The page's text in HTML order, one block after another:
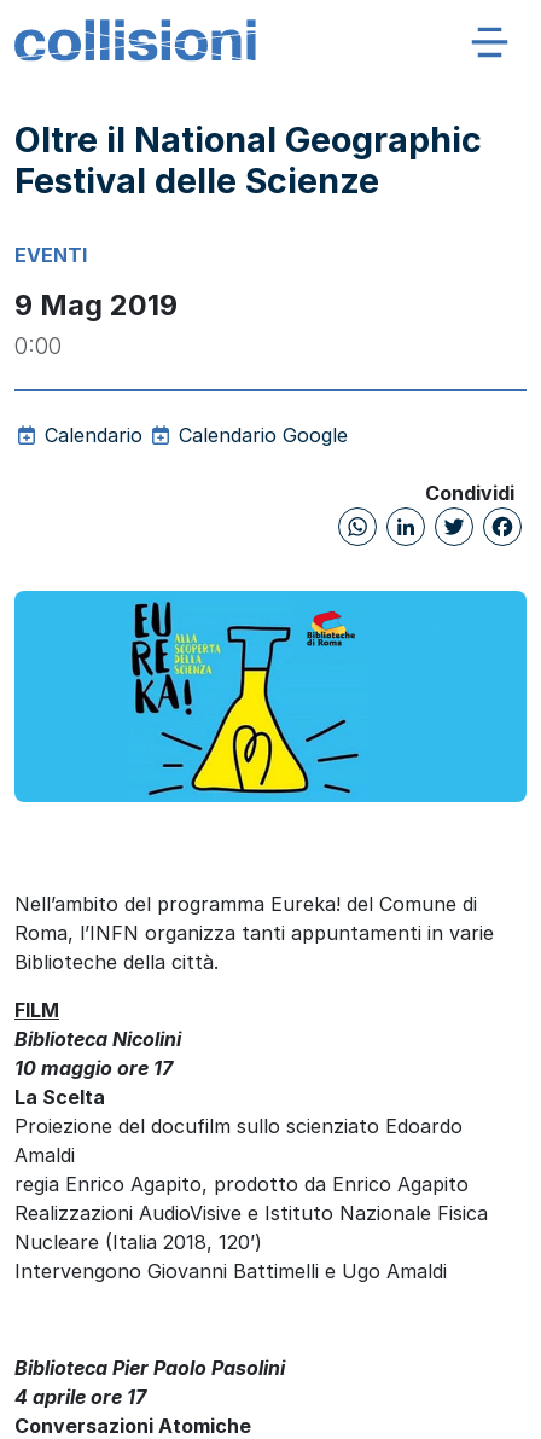
Salta al contenuto
Navigazione principale
Oltre il National Geographic
Festival delle Scienze
EVENTI
9 Mag 2019
0:00
Calendario Calendario Google
Condividi
Nell’ambito del programma Eureka! del Comune di
Roma, l’INFN organizza tanti appuntamenti in varie
Biblioteche della città.
FILM
Biblioteca Nicolini
10 maggio ore 17
La Scelta
Proiezione del docufilm sullo scienziato Edoardo
Amaldi
regia Enrico Agapito, prodotto da Enrico Agapito
Realizzazioni AudioVisive e Istituto Nazionale Fisica
Nucleare (Italia 2018, 120’)
Intervengono Giovanni Battimelli e Ugo Amaldi
Biblioteca Pier Paolo Pasolini
4 aprile ore 17
Conversazioni Atomiche